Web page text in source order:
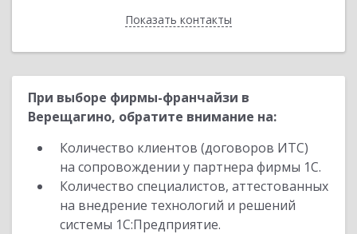
Показать контакты
Назад
При выборе фирмы-франчайзи в
Верещагино, обратите внимание на:
Количество клиентов (договоров ИТС)
на сопровождении у партнера фирмы 1С.
Количество специалистов, аттестованных
на внедрение технологий и решений
системы 1С:Предприятие.